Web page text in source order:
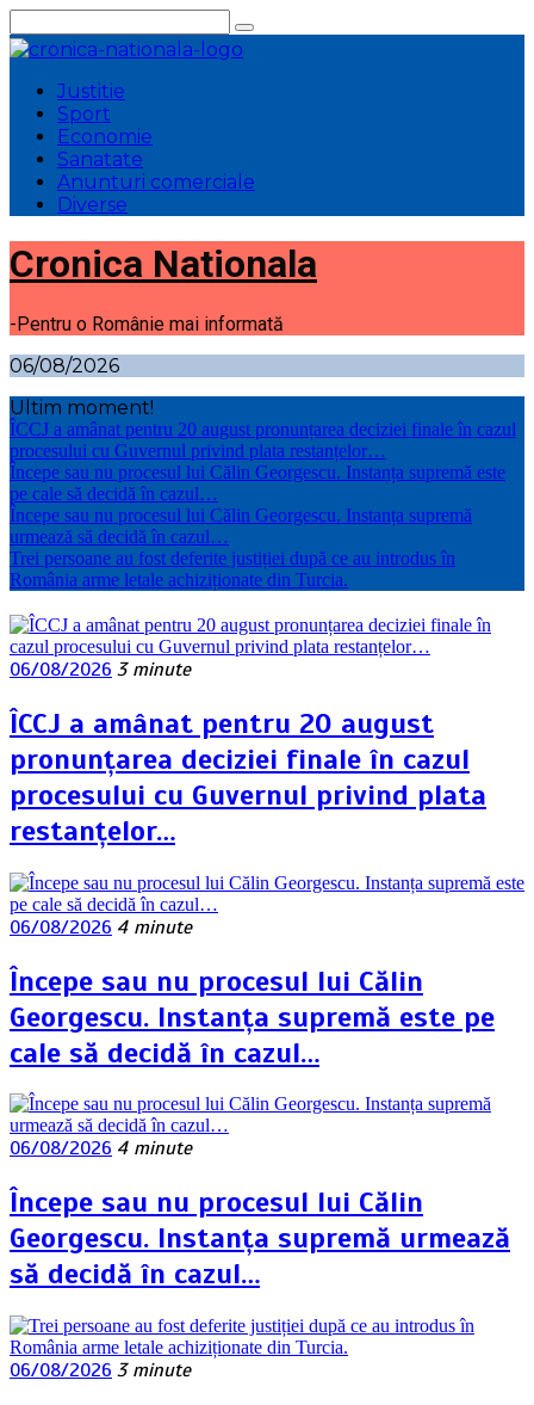
la
conținut
Justitie
Sport
Economie
Sanatate
Anunturi comerciale
Diverse
Cronica Nationala
-Pentru o Românie mai informată
06/08/2026
Ultim moment!
ÎCCJ a amânat pentru 20 august pronunțarea deciziei finale în cazul
procesului cu Guvernul privind plata restanțelor…
Începe sau nu procesul lui Călin Georgescu. Instanța supremă este
pe cale să decidă în cazul…
Începe sau nu procesul lui Călin Georgescu. Instanța supremă
urmează să decidă în cazul…
Trei persoane au fost deferite justiției după ce au introdus în
România arme letale achiziționate din Turcia.
06/08/2026 3 minute
ÎCCJ a amânat pentru 20 august
pronunțarea deciziei finale în cazul
procesului cu Guvernul privind plata
restanțelor…
06/08/2026 4 minute
Începe sau nu procesul lui Călin
Georgescu. Instanța supremă este pe
cale să decidă în cazul…
06/08/2026 4 minute
Începe sau nu procesul lui Călin
Georgescu. Instanța supremă urmează
să decidă în cazul…
06/08/2026 3 minute